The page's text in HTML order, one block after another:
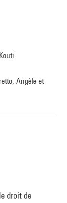
Angèle et
droit de